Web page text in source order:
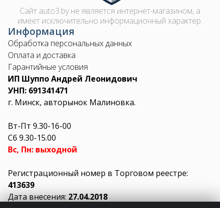
Сайт auto3.by не является интернет-магазином, а
имеет исключительно информационный характер.
Информация
Обработка персональных данных
Оплата и доставка
Гарантийные условия
ИП Шуппо Андрей Леонидович
УНП: 691341471
г. Минск, авторынок Малиновка.
Вт-Пт 9.30-16-00
Сб 9.30-15.00
Вс, Пн: выходной
Регистрационный номер в Торговом реестре:
413639
Дата внесения:27.04.2018